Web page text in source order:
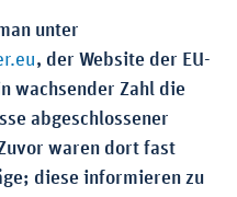
unter
Externer-Link (Öffnet im
, der Website der EU-
wachsender Zahl die
abgeschlossener
waren dort fast
diese informieren zu